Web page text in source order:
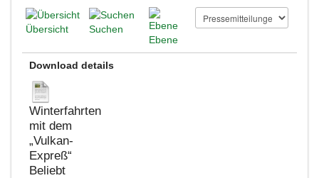
Übersicht
Suchen
Ebene
Download details
Winterfahrten
mit dem
„Vulkan-
Expreß“
Beliebt